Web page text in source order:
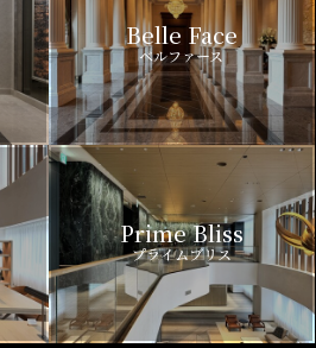
Belle Face
ベルファース
Prime Bliss
プライムブリス